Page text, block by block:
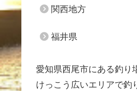
関西地方
福井県
愛知県西尾市にある釣り
けっこう広いエリアで釣